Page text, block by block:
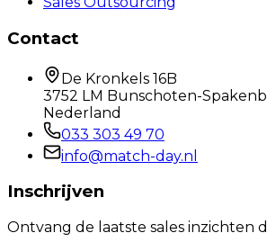
Contact
De Kronkels 16B
3752 LM Bunschoten-
Nederland
033 303 49 70
info@match-day.nl
Inschrijven
Ontvang de laatste sales inzichten